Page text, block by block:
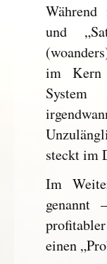
Während
und
im Kern
System
steckt im
Im
genannt
einen